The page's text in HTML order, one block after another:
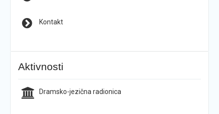
Kontakt
Aktivnosti
Dramsko-jezična radionica